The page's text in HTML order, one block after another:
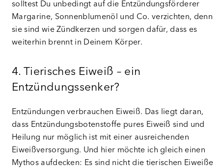
solltest Du unbedingt auf die Entzündungsförderer
Margarine, Sonnenblumenöl und Co. verzichten, denn
sie sind wie Zündkerzen und sorgen dafür, dass es
weiterhin brennt in Deinem Körper.
4. Tierisches Eiweiß – ein
Entzündungssenker?
Entzündungen verbrauchen Eiweiß. Das liegt daran,
dass Entzündungsbotenstoffe pures Eiweiß sind und
Heilung nur möglich ist mit einer ausreichenden
Eiweißversorgung. Und hier möchte ich gleich einen
Mythos aufdecken: Es sind nicht die tierischen Eiweiße